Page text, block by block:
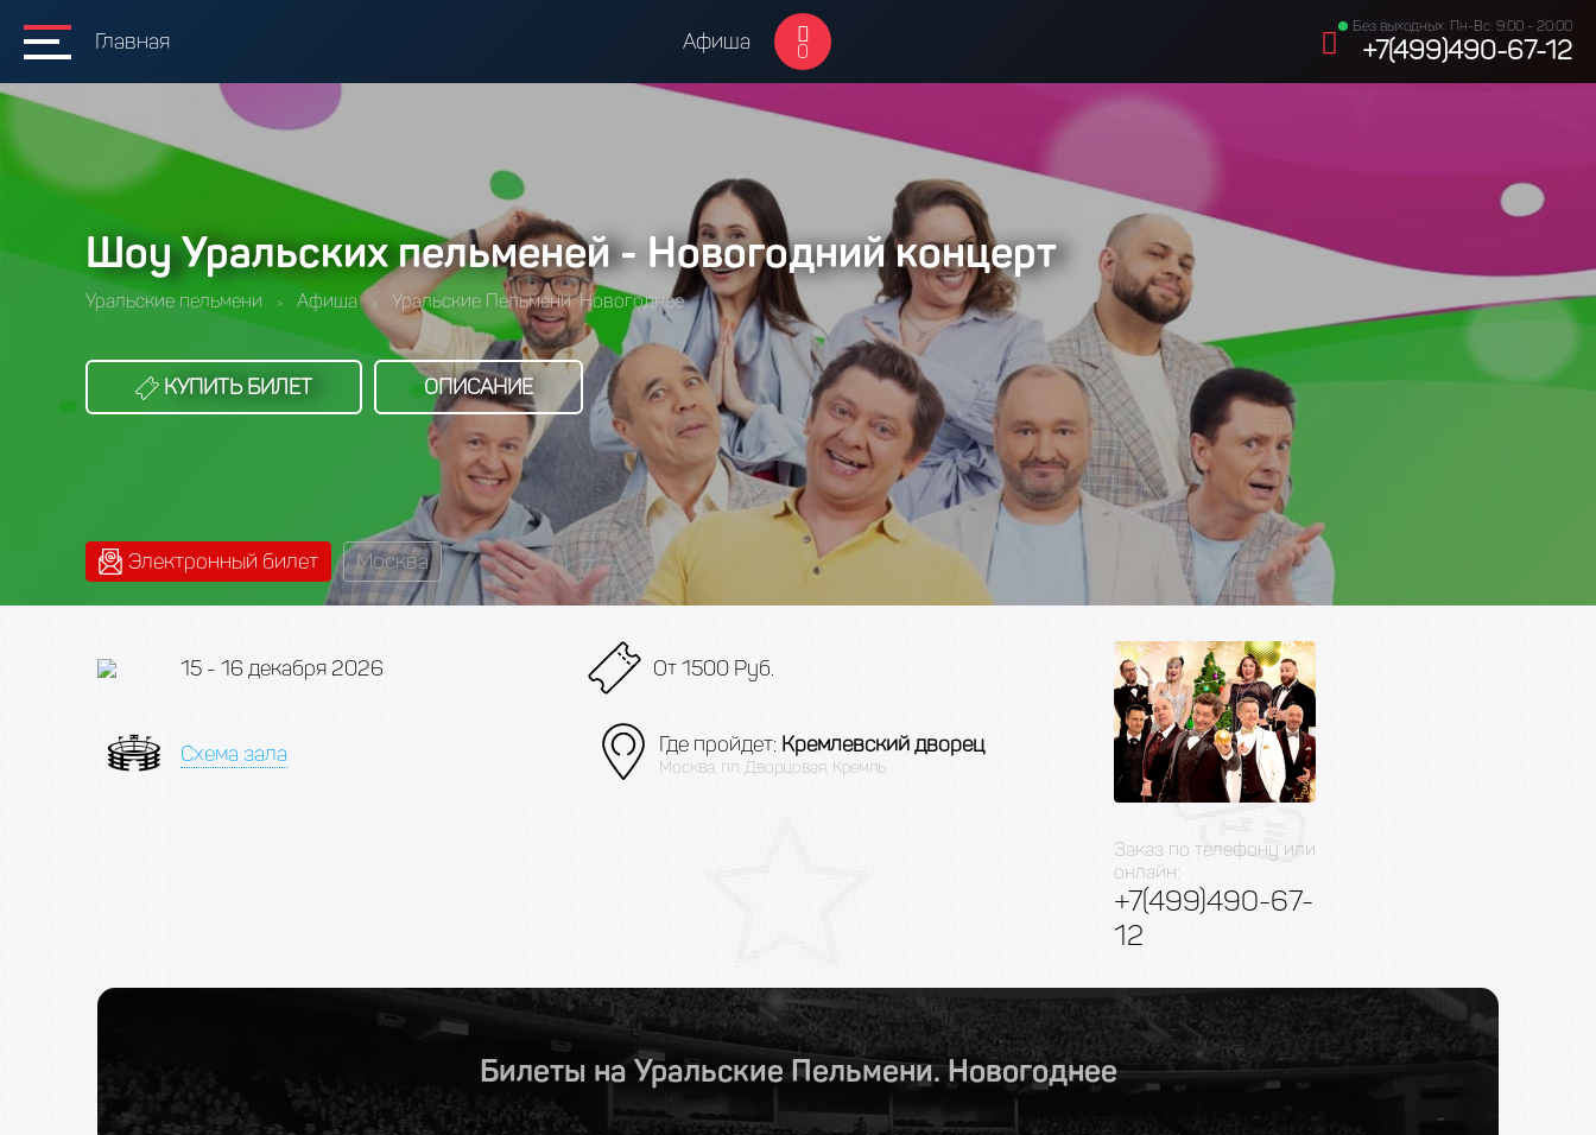
Главная Афиша 0
Без выходных: Пн-Вс: 9:00 - 20:00
+7(499)490-67-12
Шоу Уральских пельменей - Новогодний концерт
Уральские пельмени > Афиша > Уральские Пельмени. Новогоднее
КУПИТЬ БИЛЕТ ОПИСАНИЕ
Электронный билет Москва
15 - 16 декабря 2026 От 1500 Руб.
Схема зала Где пройдет: Кремлевский дворец
Москва, пл. Дворцовая, Кремль
Заказ по телефону или
онлайн:
+7(499)490-67-
12
Билеты на Уральские Пельмени. Новогоднее